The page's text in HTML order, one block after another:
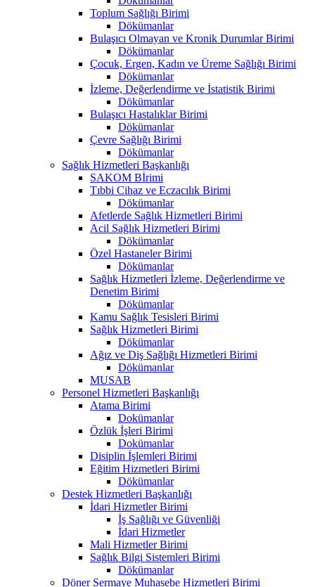
Toplum Sağlığı Birimi
Dökümanlar
Bulaşıcı Olmayan ve Kronik Durumlar Birimi
Dökümanlar
Çocuk, Ergen, Kadın ve Üreme Sağlığı Birimi
Dökümanlar
İzleme, Değerlendirme ve İstatistik Birimi
Dökümanlar
Bulaşıcı Hastalıklar Birimi
Dökümanlar
Çevre Sağlığı Birimi
Dökümanlar
Sağlık Hizmetleri Başkanlığı
SAKOM Bİrimi
Tıbbi Cihaz ve Eczacılık Birimi
Dökümanlar
Afetlerde Sağlık Hizmetleri Birimi
Acil Sağlık Hizmetleri Birimi
Dökümanlar
Özel Hastaneler Birimi
Dökümanlar
Sağlık Hizmetleri İzleme, Değerlendirme ve
Denetim Birimi
Dökümanlar
Kamu Sağlık Tesisleri Birimi
Sağlık Hizmetleri Birimi
Dökümanlar
Ağız ve Diş Sağlığı Hizmetleri Birimi
Dökümanlar
MUSAB
Personel Hizmetleri Başkanlığı
Atama Birimi
Dokümanlar
Özlük İşleri Birimi
Dokümanlar
Disiplin İşlemleri Birimi
Eğitim Hizmetleri Birimi
Dökümanlar
Destek Hizmetleri Başkanlığı
İdari Hizmetler Birimi
İş Sağlığı ve Güvenliği
İdari Hizmetler
Mali Hizmetler Birimi
Sağlık Bilgi Sistemleri Birimi
Dökümanlar
Döner Sermaye Muhasebe Hizmetleri Birimi